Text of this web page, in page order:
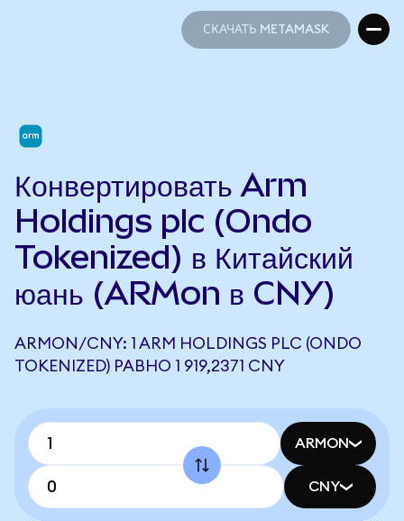
СКАЧАТЬ METAMASK
Конвертировать Arm
Holdings plc (Ondo
Tokenized) в Китайский
юань (ARMon в CNY)
ARMON/CNY: 1 ARM HOLDINGS PLC (ONDO
TOKENIZED) РАВНО 1 919,2371 CNY
ARMON
CNY